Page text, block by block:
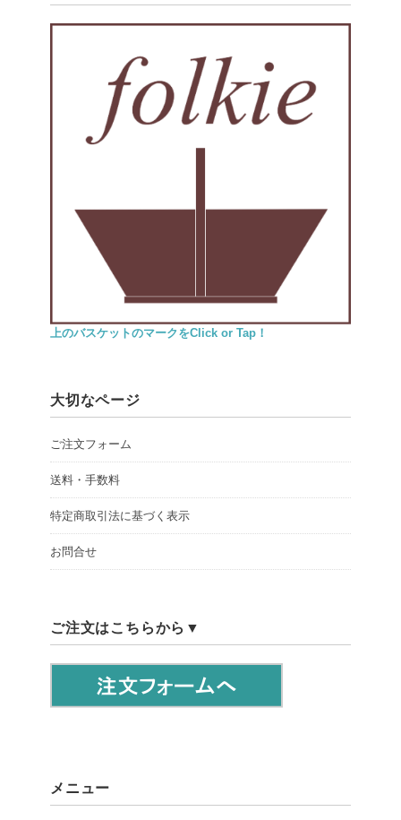
上のバスケットのマークをClick or Tap！
大切なページ
ご注文フォーム
送料・手数料
特定商取引法に基づく表示
お問合せ
ご注文はこちらから▼
メニュー